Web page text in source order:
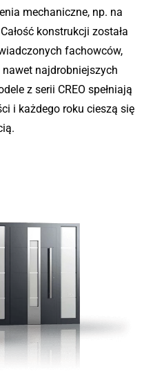
mechaniczne, np. na
konstrukcji została
fachowców,
najdrobniejszych
z serii CREO spełniają
i każdego roku cieszą się